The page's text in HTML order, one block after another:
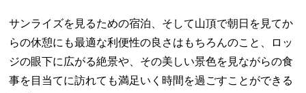
サンライズを見るための宿泊、そして山頂で朝日を見てか
らの休憩にも最適な利便性の良さはもちろんのこと、ロッ
ジの眼下に広がる絶景や、その美しい景色を見ながらの食
事を目当てに訪れても満足いく時間を過ごすことができる